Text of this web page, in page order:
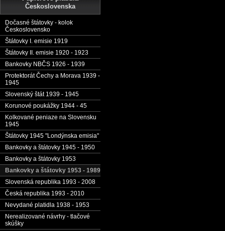
Československa
Dočasné štátovky - kolok
Československo
Štátovky I. emisie 1919
Štátovky II. emisie 1920 - 1923
Bankovky NBČS 1926 - 1939
Protektorát Čechy a Morava 1939 -
1945
Slovenský štát 1939 - 1945
Korunové poukážky 1944 - 45
Kolkované peniaze na Slovensku
1945
Štátovky 1945 "Londýnska emisia"
Bankovky a štátovky 1945 - 1950
Bankovky a štátovky 1953
Bankovky a štátovky 1953 - 1989
Slovenská republika 1993 - 2008
Česká republika 1993 - 2010
Nevydané platidla 1938 - 1953
Nerealizované návrhy - tlačové
skúšky